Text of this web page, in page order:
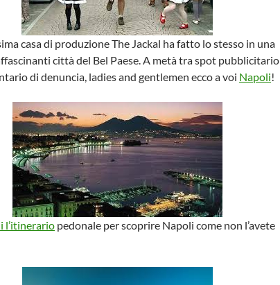
casa di produzione The Jackal ha fatto lo stesso in una
città del Bel Paese. A metà tra spot pubblicitario
di denuncia, ladies and gentlemen ecco a voi Napoli!
l’itinerario pedonale per scoprire Napoli come non l’avete